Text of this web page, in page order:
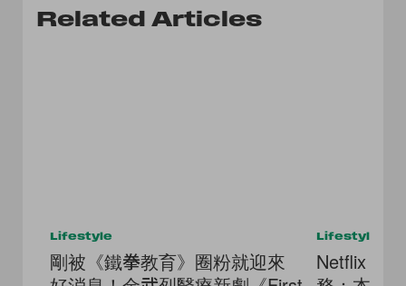
Related Articles
Lifestyle
剛被《鐵拳教育》圈粉就迎來
Lifestyle
Netflix 六